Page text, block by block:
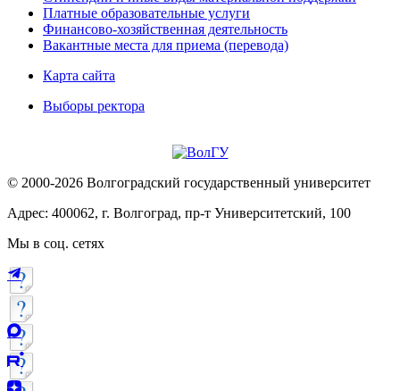
Платные образовательные услуги
Финансово-хозяйственная деятельность
Вакантные места для приема (перевода)
Карта сайта
Выборы ректора
© 2000-2026 Волгоградский государственный университет
Адрес: 400062, г. Волгоград, пр-т Университетский, 100
Мы в соц. сетях